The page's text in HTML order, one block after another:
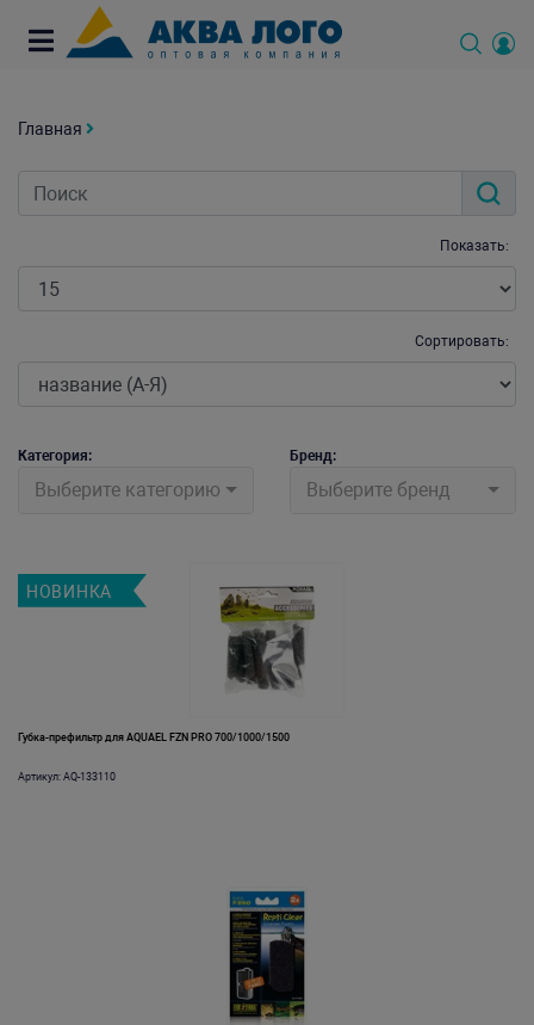
Главная
Показать:
Сортировать:
Категория:
Выберите категорию
Бренд:
Выберите бренд
Губка-префильтр для AQUAEL FZN PRO 700/1000/1500
Артикул: AQ-133110
НОВИНКА